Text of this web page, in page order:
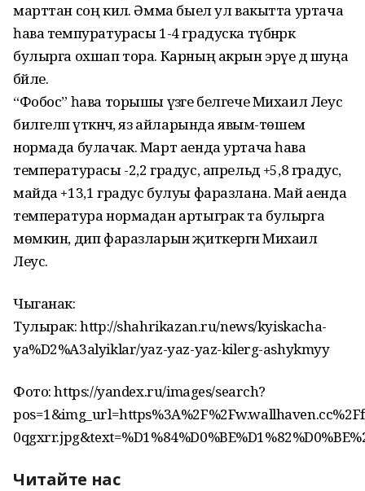
марттан соң килә. Әмма быел ул вакытта уртача
һава темпуратурасы 1-4 градуска түбәнрәк
булырга охшап тора. Карның акрын эрүе дә шуңа
бәйле.
“Фобос” һава торышы үзәге белгече Михаил Леус
билгеләп үткәнчә, яз айларында явым-төшем
нормада булачак. Март аенда уртача һава
температурасы -2,2 градус, апрельдә +5,8 градус,
майда +13,1 градус булуы фаразлана. Май аенда
температура нормадан артыграк та булырга
мөмкин, дип фаразларын җиткергән Михаил
Леус.
Чыганак:
Тулырак: http://shahrikazan.ru/news/kyiskacha-
ya%D2%A3alyiklar/yaz-yaz-yaz-kilerg-ashykmyy
Фото: https://yandex.ru/images/search?
Читайте нас